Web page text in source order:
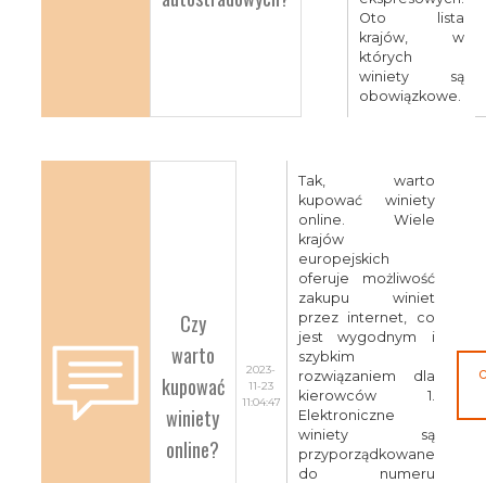
Oto lista
krajów, w
których
winiety są
obowiązkowe.
Czy
warto
kupować
winiety
online?
2023-
11-23
11:04:47
Tak, warto
kupować winiety
online. Wiele
krajów
europejskich
oferuje możliwość
zakupu winiet
przez internet, co
jest wygodnym i
szybkim
rozwiązaniem dla
kierowców 1.
Elektroniczne
winiety są
przyporządkowane
do numeru